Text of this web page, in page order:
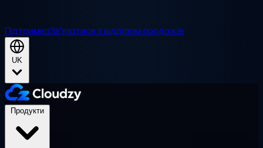
ПідтримкаЗв'язатися з відділом продажів
UK